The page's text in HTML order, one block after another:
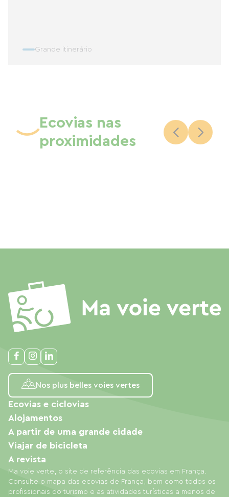
Grande itinerário
Ecovias nas
proximidades
Nos plus belles voies vertes
Ma voie verte, o site de referência das ecovias em França.
Consulte o mapa das ecovias de França, bem como todos os
profissionais do turismo e as atividades turísticas a menos de
Ecovias e ciclovias
Alojamentos
A partir de uma grande cidade
Viajar de bicicleta
A revista